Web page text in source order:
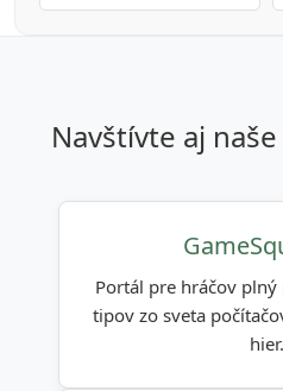
navštívte aj
Portál pre hráčov
tipov zo sveta
hier.